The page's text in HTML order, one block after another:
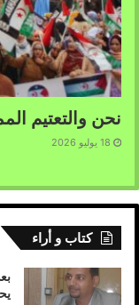
نحن والتعتيم
18 يوليو 2026
كتاب و أراء